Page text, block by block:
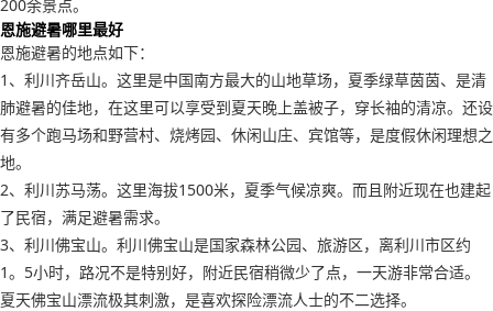
200余景点。
恩施避暑哪里最好
恩施避暑的地点如下：
1、利川齐岳山。这里是中国南方最大的山地草场，夏季绿草茵茵、是清
肺避暑的佳地，在这里可以享受到夏天晚上盖被子，穿长袖的清凉。还设
有多个跑马场和野营村、烧烤园、休闲山庄、宾馆等，是度假休闲理想之
地。
2、利川苏马荡。这里海拔1500米，夏季气候凉爽。而且附近现在也建起
了民宿，满足避暑需求。
3、利川佛宝山。利川佛宝山是国家森林公园、旅游区，离利川市区约
1。5小时，路况不是特别好，附近民宿稍微少了点，一天游非常合适。
夏天佛宝山漂流极其刺激，是喜欢探险漂流人士的不二选择。